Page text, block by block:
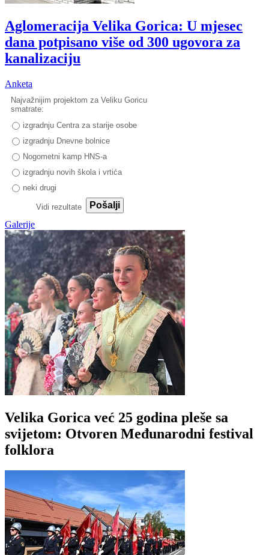
Aglomeracija Velika Gorica: U mjesec
dana potpisano više od 300 ugovora za
kanalizaciju
Anketa
Najvažnijim projektom za Veliku Goricu
smatrate:
izgradnju Centra za starije osobe
izgradnju Dnevne bolnice
Nogometni kamp HNS-a
izgradnju novih škola i vrtića
neki drugi
Vidi rezultate
Pošalji
Galerije
Velika Gorica već 25 godina pleše sa
svijetom: Otvoren Međunarodni festival
folklora